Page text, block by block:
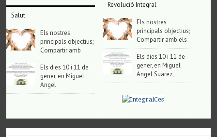
Salut
Els nostres
principals objectius;
Compartir amb
Els dies 10 i 11 de
gener, en Miguel
Angel
Revolució Integral
Els nostres
principals objectius;
Compartir amb els
Els dies 10 i 11 de
gener, en Miguel
Angel Suarez,